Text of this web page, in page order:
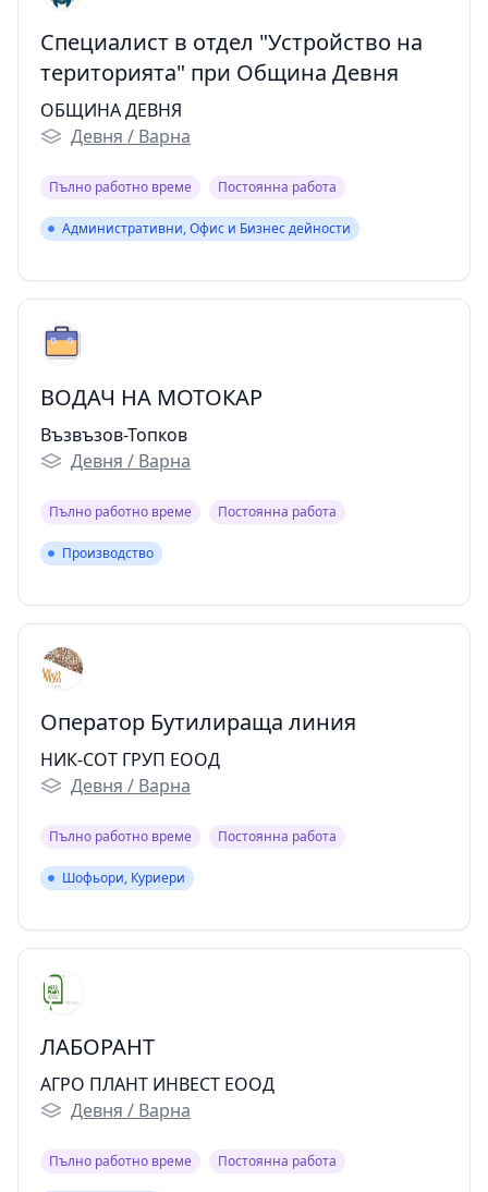
Специалист в отдел "Устройство на
територията" при Община Девня
ОБЩИНА ДЕВНЯ
Девня / Варна
Пълно работно време Постоянна работа
Административни, Офис и Бизнес дейности
Административни, Офис и Бизнес дейности
ВОДАЧ НА МОТОКАР
Възвъзов-Топков
Девня / Варна
Пълно работно време Постоянна работа
Производство
Производство
Оператор Бутилираща линия
НИК-СОТ ГРУП ЕООД
Девня / Варна
Пълно работно време Постоянна работа
Шофьори, Куриери
Шофьори, Куриери
ЛАБОРАНТ
АГРО ПЛАНТ ИНВЕСТ ЕООД
Девня / Варна
Пълно работно време Постоянна работа